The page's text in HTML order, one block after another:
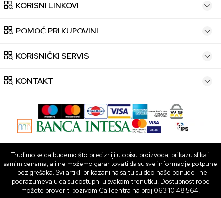
KORISNI LINKOVI
POMOĆ PRI KUPOVINI
KORISNIČKI SERVIS
KONTAKT
Trudimo se da budemo što precizniji u opisu proizvoda, prikazu slika i
samim cenama, ali ne možemo garantovati da su sve informacije potpune
i bez grešaka. Svi artikli prikazani na sajtu su deo naše ponude i ne
podrazumevaju da su dostupni u svakom trenutku. Dostupnost robe
možete proveriti pozivom Call centra na broj 063 10 48 564.